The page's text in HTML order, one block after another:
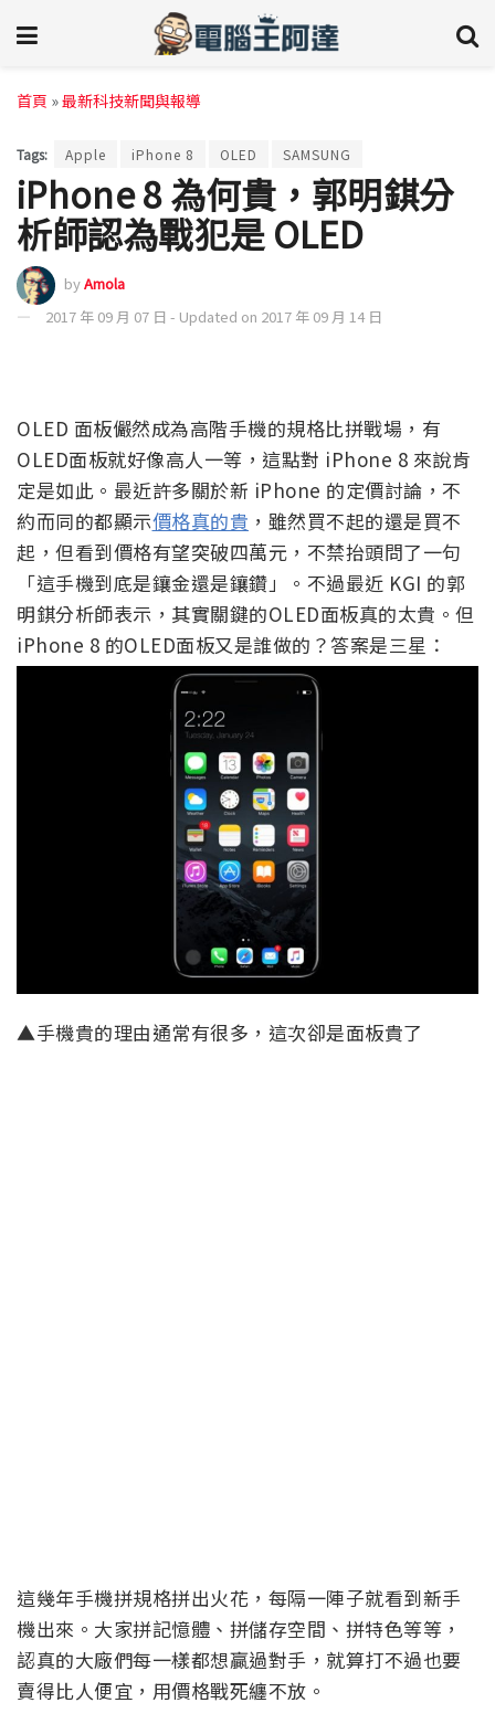
首頁 »最新科技新聞與報導
Tags: Apple iPhone 8 OLED SAMSUNG
iPhone 8 為何貴，郭明錤分
析師認為戰犯是 OLED
byAmola
2017 年 09 月 07 日 - Updated on 2017 年 09 月 14 日
OLED 面板儼然成為高階手機的規格比拼戰場，有
OLED面板就好像高人一等，這點對 iPhone 8 來說肯
定是如此。最近許多關於新 iPhone 的定價討論，不
約而同的都顯示價格真的貴 ，雖然買不起的還是買不
起，但看到價格有望突破四萬元，不禁抬頭問了一句
「這手機到底是鑲金還是鑲鑽」。不過最近 KGI 的郭
明錤分析師表示，其實關鍵的OLED面板真的太貴。但
iPhone 8 的OLED面板又是誰做的？答案是三星：
▲手機貴的理由通常有很多，這次卻是面板貴了
這幾年手機拼規格拼出火花，每隔一陣子就看到新手
機出來。大家拼記憶體、拼儲存空間、拼特色等等，
認真的大廠們每一樣都想贏過對手，就算打不過也要
賣得比人便宜，用價格戰死纏不放。